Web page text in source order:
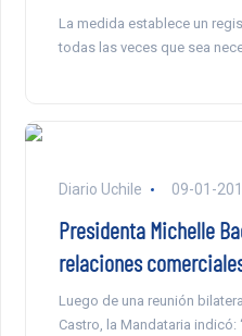
La medida establece un
todas las veces que sea
Diario Uchile 09-01-
Presidenta Michelle
relaciones
Luego de una reunión
Castro, la Mandataria